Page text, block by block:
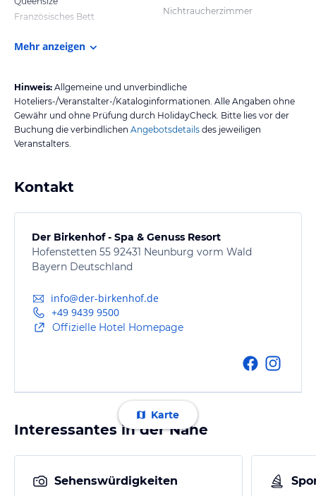
Französisches Bett
Nichtraucherzimmer
Mehr anzeigen
Hinweis: Allgemeine und unverbindliche
Hoteliers-/Veranstalter-/Kataloginformationen. Alle Angaben ohne
Gewähr und ohne Prüfung durch HolidayCheck. Bitte lies vor der
Buchung die verbindlichen Angebotsdetails des jeweiligen
Veranstalters.
Kontakt
Der Birkenhof - Spa & Genuss Resort
Hofenstetten 55 92431 Neunburg vorm Wald
Bayern Deutschland
info@der-birkenhof.de
+49 9439 9500
Offizielle Hotel Homepage
Karte
Interessantes in der Nähe
Sehenswürdigkeiten